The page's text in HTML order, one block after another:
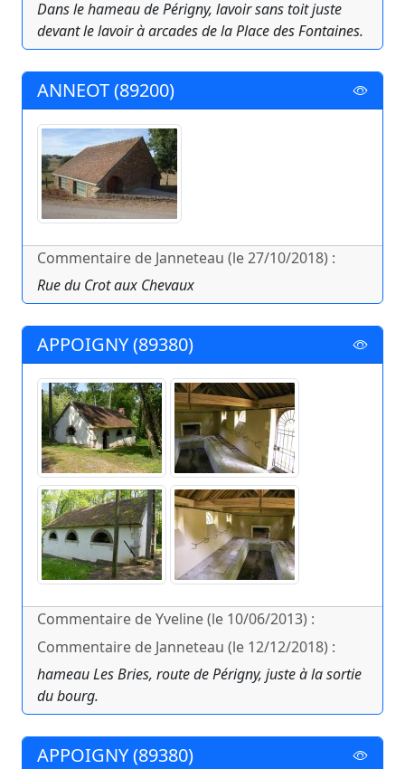
Dans le hameau de Périgny, lavoir sans toit juste
devant le lavoir à arcades de la Place des Fontaines.
ANNEOT (89200)
Commentaire de Janneteau (le 27/10/2018) :
Rue du Crot aux Chevaux
APPOIGNY (89380)
Commentaire de Yveline (le 10/06/2013) :
Commentaire de Janneteau (le 12/12/2018) :
hameau Les Bries, route de Périgny, juste à la sortie
du bourg.
APPOIGNY (89380)